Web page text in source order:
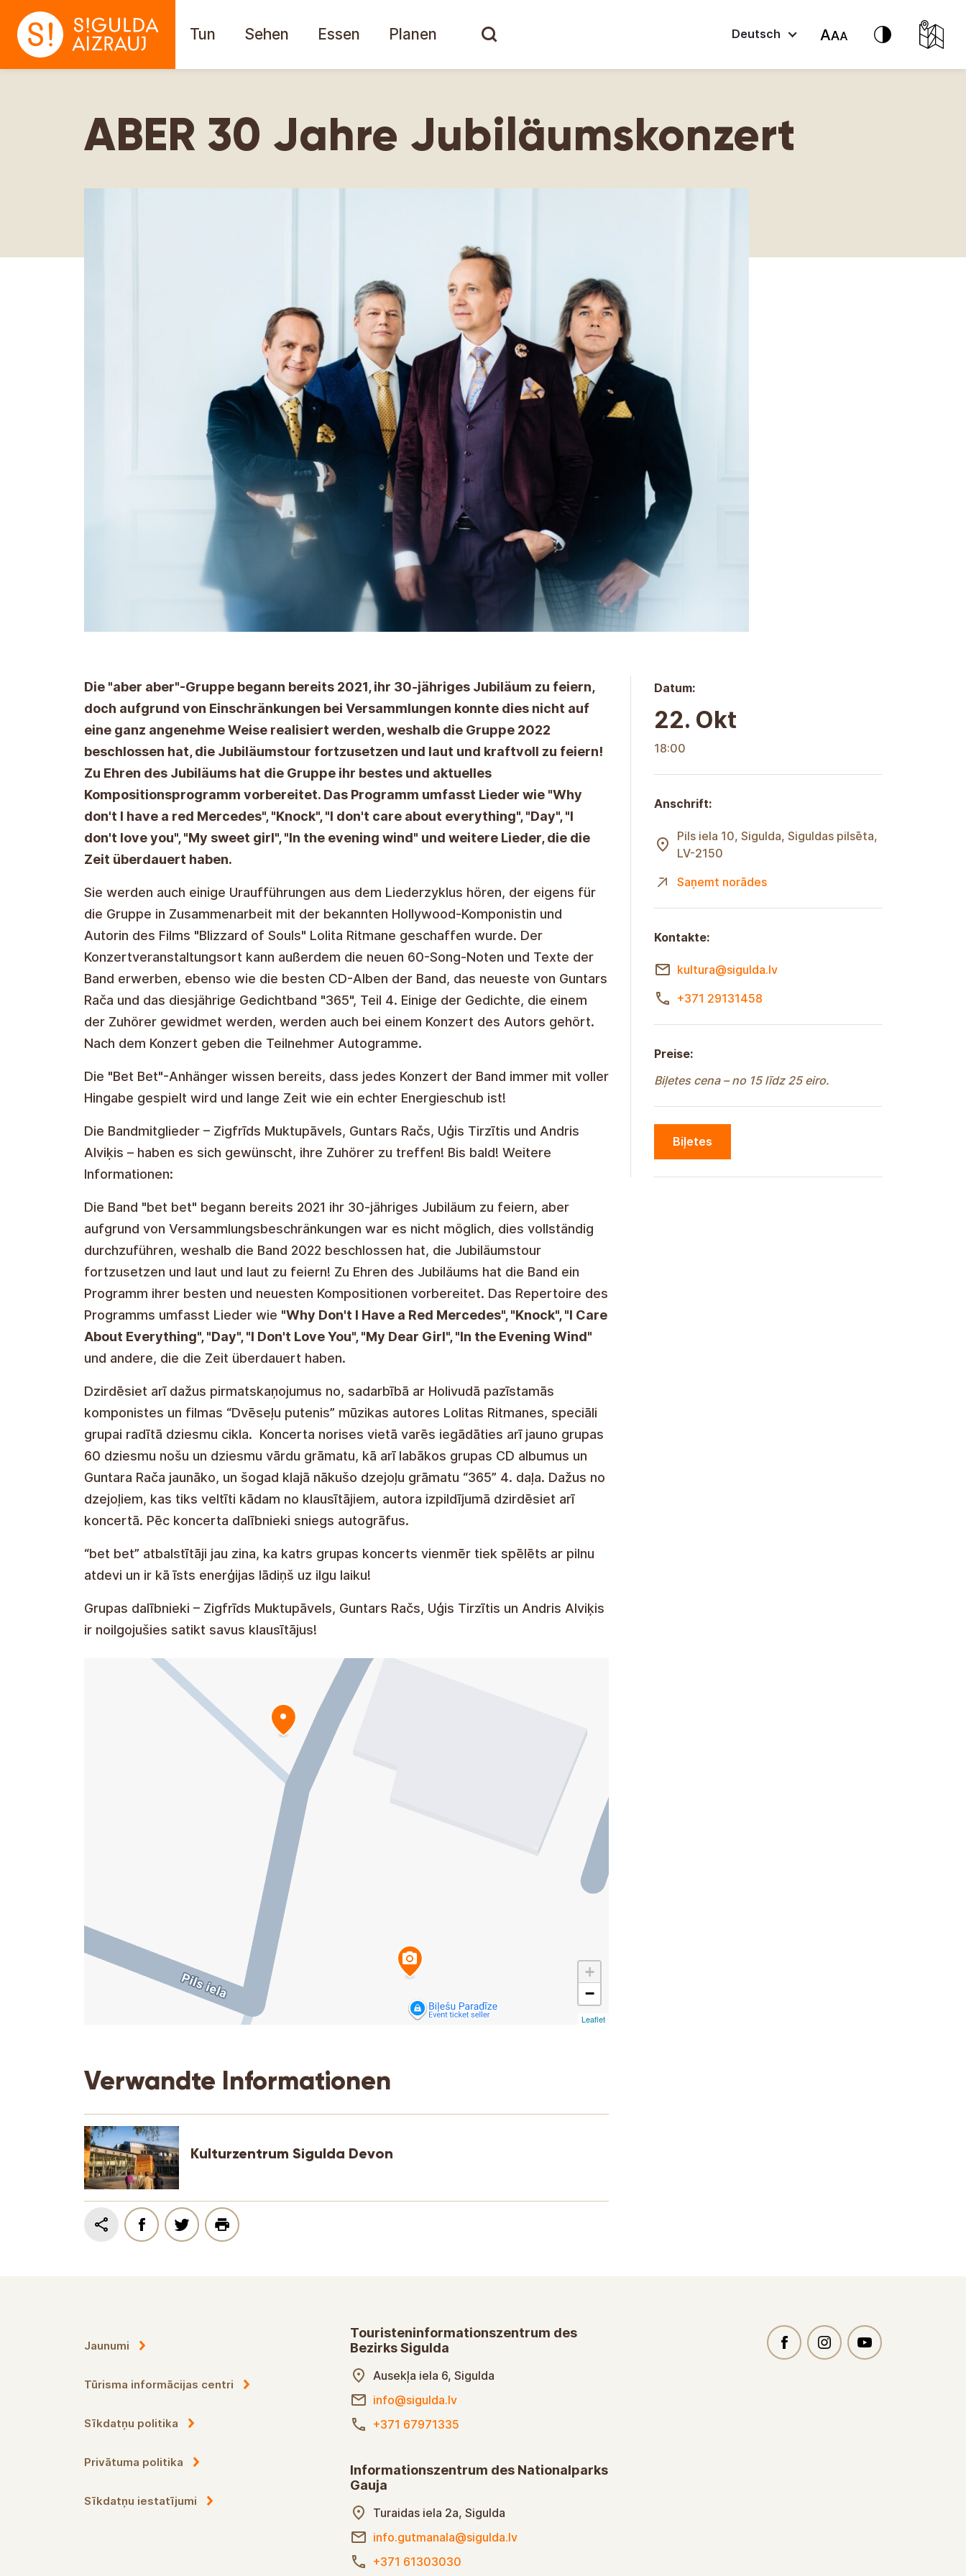
Tun Sehen Essen Planen Deutsch
ABER 30 Jahre Jubiläumskonzert
Die "aber aber"-Gruppe begann bereits 2021, ihr 30-jähriges Jubiläum zu feiern,
doch aufgrund von Einschränkungen bei Versammlungen konnte dies nicht auf
eine ganz angenehme Weise realisiert werden, weshalb die Gruppe 2022
beschlossen hat, die Jubiläumstour fortzusetzen und laut und kraftvoll zu feiern!
Zu Ehren des Jubiläums hat die Gruppe ihr bestes und aktuelles
Kompositionsprogramm vorbereitet. Das Programm umfasst Lieder wie "Why
don't I have a red Mercedes", "Knock", "I don't care about everything", "Day", "I
don't love you", "My sweet girl", "In the evening wind" und weitere Lieder, die die
Zeit überdauert haben.
Sie werden auch einige Uraufführungen aus dem Liederzyklus hören, der eigens für
die Gruppe in Zusammenarbeit mit der bekannten Hollywood-Komponistin und
Autorin des Films "Blizzard of Souls" Lolita Ritmane geschaffen wurde. Der
Konzertveranstaltungsort kann außerdem die neuen 60-Song-Noten und Texte der
Band erwerben, ebenso wie die besten CD-Alben der Band, das neueste von Guntars
Rača und das diesjährige Gedichtband "365", Teil 4. Einige der Gedichte, die einem
der Zuhörer gewidmet werden, werden auch bei einem Konzert des Autors gehört.
Nach dem Konzert geben die Teilnehmer Autogramme.
Die "Bet Bet"-Anhänger wissen bereits, dass jedes Konzert der Band immer mit voller
Hingabe gespielt wird und lange Zeit wie ein echter Energieschub ist!
Die Bandmitglieder – Zigfrīds Muktupāvels, Guntars Račs, Uģis Tirzītis und Andris
Alviķis – haben es sich gewünscht, ihre Zuhörer zu treffen! Bis bald! Weitere
Informationen:
Die Band "bet bet" begann bereits 2021 ihr 30-jähriges Jubiläum zu feiern, aber
aufgrund von Versammlungsbeschränkungen war es nicht möglich, dies vollständig
durchzuführen, weshalb die Band 2022 beschlossen hat, die Jubiläumstour
fortzusetzen und laut und laut zu feiern! Zu Ehren des Jubiläums hat die Band ein
Programm ihrer besten und neuesten Kompositionen vorbereitet. Das Repertoire des
Programms umfasst Lieder wie "Why Don't I Have a Red Mercedes", "Knock", "I Care
About Everything", "Day", "I Don't Love You", "My Dear Girl", "In the Evening Wind"
und andere, die die Zeit überdauert haben.
Dzirdēsiet arī dažus pirmatskaņojumus no, sadarbībā ar Holivudā pazīstamās
komponistes un filmas “Dvēseļu putenis” mūzikas autores Lolitas Ritmanes, speciāli
grupai radītā dziesmu cikla. Koncerta norises vietā varēs iegādāties arī jauno grupas
60 dziesmu nošu un dziesmu vārdu grāmatu, kā arī labākos grupas CD albumus un
Guntara Rača jaunāko, un šogad klajā nākušo dzejoļu grāmatu “365” 4. daļa. Dažus no
dzejoļiem, kas tiks veltīti kādam no klausītājiem, autora izpildījumā dzirdēsiet arī
koncertā. Pēc koncerta dalībnieki sniegs autogrāfus.
“bet bet” atbalstītāji jau zina, ka katrs grupas koncerts vienmēr tiek spēlēts ar pilnu
atdevi un ir kā īsts enerģijas lādiņš uz ilgu laiku!
Grupas dalībnieki – Zigfrīds Muktupāvels, Guntars Račs, Uģis Tirzītis un Andris Alviķis
ir noilgojušies satikt savus klausītājus!
+
−
Leaflet
Verwandte Informationen
Kulturzentrum Sigulda Devon
Datum:
22. Okt
18:00
Anschrift:
Pils iela 10, Sigulda, Siguldas pilsēta,
LV-2150
Saņemt norādes
Kontakte:
kultura@sigulda.lv
+371 29131458
Preise:
Biļetes cena – no 15 līdz 25 eiro.
Biļetes
Jaunumi
Tūrisma informācijas centri
Sīkdatņu politika
Privātuma politika
Sīkdatņu iestatījumi
Touristeninformationszentrum des
Bezirks Sigulda
Ausekļa iela 6, Sigulda
info@sigulda.lv
+371 67971335
Informationszentrum des Nationalparks
Gauja
Turaidas iela 2a, Sigulda
info.gutmanala@sigulda.lv
+371 61303030